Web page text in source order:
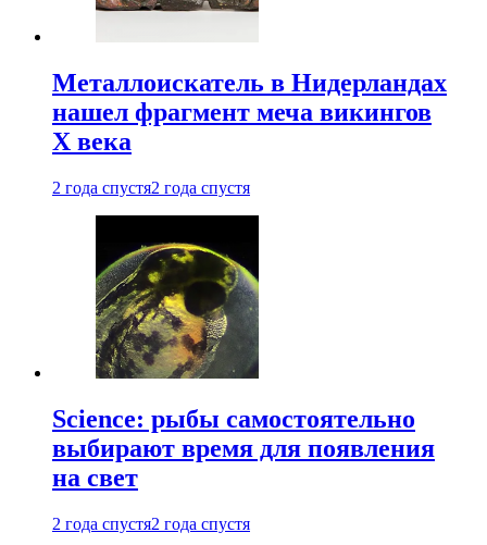
Металлоискатель в Нидерландах
нашел фрагмент меча викингов
X века
2 года спустя2 года спустя
Science: рыбы самостоятельно
выбирают время для появления
на свет
2 года спустя2 года спустя